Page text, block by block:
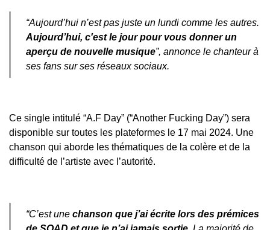
“Aujourd’hui n’est pas juste un lundi comme les autres.
Aujourd’hui, c'est le jour pour vous donner un
aperçu de nouvelle musique”, annonce le chanteur à
ses fans sur ses réseaux sociaux.
Ce single intitulé “A.F Day” (“Another Fucking Day”) sera
disponible sur toutes les plateformes le 17 mai 2024. Une
chanson qui aborde les thématiques de la colère et de la
difficulté de l’artiste avec l’autorité.
“C’est une chanson que j’ai écrite lors des prémices